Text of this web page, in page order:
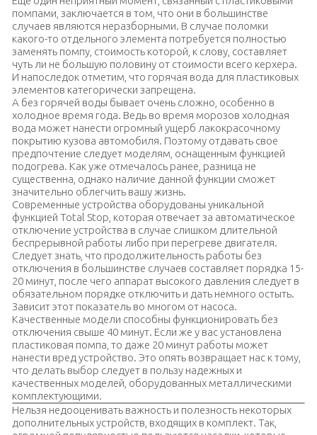
помпами, заключается в том, что они в большинстве
случаев являются неразборными. В случае поломки
какого-то отдельного элемента потребуется полностью
заменять помпу, стоимость которой, к слову, составляет
чуть ли не большую половину от стоимости всего керхера.
И напоследок отметим, что горячая вода для пластиковых
элементов категорически запрещена.
А без горячей воды бывает очень сложно, особенно в
холодное время года. Ведь во время морозов холодная
вода может нанести огромный ущерб лакокрасочному
покрытию кузова автомобиля. Поэтому отдавать свое
предпочтение следует моделям, оснащенным функцией
подогрева. Как уже отмечалось ранее, разница не
существенна, однако наличие данной функции сможет
значительно облегчить вашу жизнь.
Современные устройства оборудованы уникальной
функцией Total Stop, которая отвечает за автоматическое
отключение устройства в случае слишком длительной
беспрерывной работы либо при перегреве двигателя.
Следует знать, что продолжительность работы без
отключения в большинстве случаев составляет порядка 15-
20 минут, после чего аппарат высокого давления следует в
обязательном порядке отключить и дать немного остыть.
Зависит этот показатель во многом от насоса.
Качественные модели способны функционировать без
отключения свыше 40 минут. Если же у вас установлена
пластиковая помпа, то даже 20 минут работы может
нанести вред устройство. Это опять возвращает нас к тому,
что делать выбор следует в пользу надежных и
качественных моделей, оборудованных металлическими
комплектующими.
Нельзя недооценивать важность и полезность некоторых
дополнительных устройств, входящих в комплект. Так,